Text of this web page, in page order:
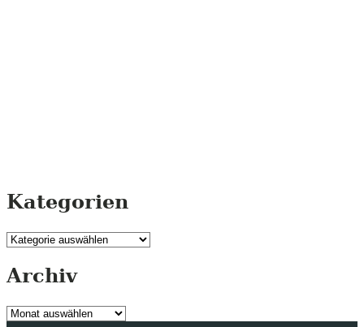
Kategorien
Kategorien
Archiv
Archiv